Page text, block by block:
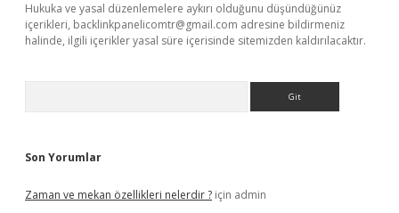
Hukuka ve yasal düzenlemelere aykırı olduğunu düşündüğünüz
içerikleri, backlinkpanelicomtr@gmail.com adresine bildirmeniz
halinde, ilgili içerikler yasal süre içerisinde sitemizden kaldırılacaktır.
Son Yorumlar
Zaman ve mekan özellikleri nelerdir ? için admin